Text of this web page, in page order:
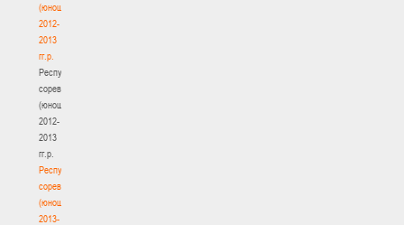
(юноши)
2012-
2013
гг.р.
Республиканские
соревнования
(юноши)
2012-
2013
гг.р.
Республиканские
соревнования
(юноши)
2013-